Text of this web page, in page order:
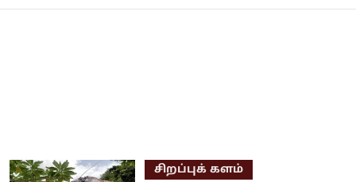
சிறப்புக் களம்